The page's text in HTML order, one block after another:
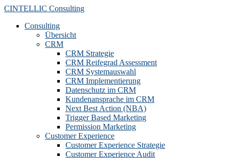
Zum
springen
CINTELLIC Consulting
Consulting
Übersicht
CRM
CRM Strategie
CRM Reifegrad Assessment
CRM Systemauswahl
CRM Implementierung
Datenschutz im CRM
Kundenansprache im CRM
Next Best Action (NBA)
Trigger Based Marketing
Permission Marketing
Customer Experience
Customer Experience Strategie
Customer Experience Audit